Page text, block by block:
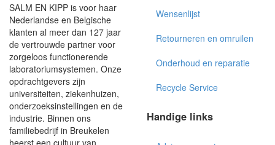
SALM EN KIPP is voor haar
Nederlandse en Belgische
klanten al meer dan 127 jaar
de vertrouwde partner voor
zorgeloos functionerende
laboratoriumsystemen. Onze
opdrachtgevers zijn
universiteiten, ziekenhuizen,
onderzoeksinstellingen en de
industrie. Binnen ons
familiebedrijf in Breukelen
heerst een cultuur van
Wensenlijst
Retourneren en omruilen
Onderhoud en reparatie
Recycle Service
Handige links